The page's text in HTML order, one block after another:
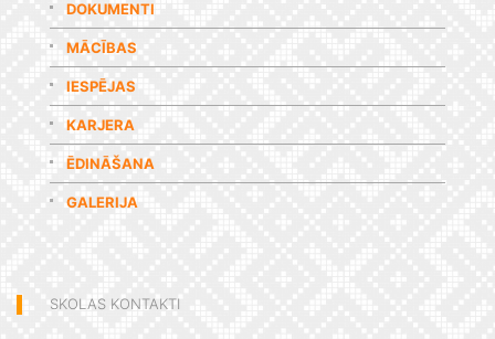
DOKUMENTI
MĀCĪBAS
IESPĒJAS
KARJERA
ĒDINĀŠANA
GALERIJA
SKOLAS KONTAKTI